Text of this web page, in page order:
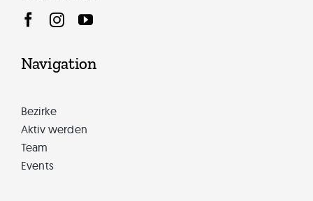
Navigation
Bezirke
Aktiv werden
Team
Events